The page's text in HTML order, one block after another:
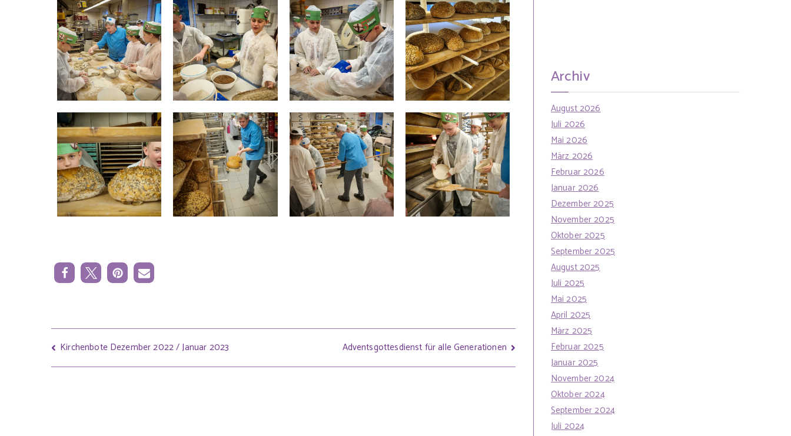
Kirchenbote Dezember 2022 / Januar 2023 Adventsgottesdienst für alle Generationen
Archiv
August 2026
Juli 2026
Mai 2026
März 2026
Februar 2026
Januar 2026
Dezember 2025
November 2025
Oktober 2025
September 2025
August 2025
Juli 2025
Mai 2025
April 2025
März 2025
Februar 2025
Januar 2025
November 2024
Oktober 2024
September 2024
Juli 2024